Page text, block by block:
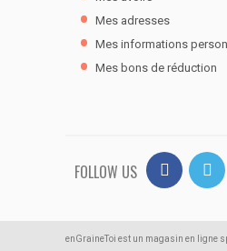
Mes adresses
Mes informations
Mes bons de réduction
FOLLOW US
enGraineToi est un magasin en ligne